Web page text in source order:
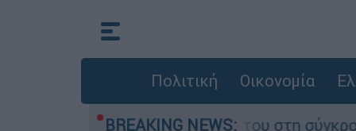
Πολιτική Οικονομία
BREAKING NEWS:
που έχασε τη ζωή του στη σύγκρουση